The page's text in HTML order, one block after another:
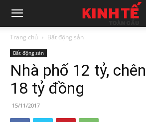
Trang chủ Bất động sản
Bất động sản
Nhà phố 12 tỷ,
18 tỷ đồng
15/11/2017